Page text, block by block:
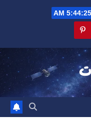
5:44:26 AM